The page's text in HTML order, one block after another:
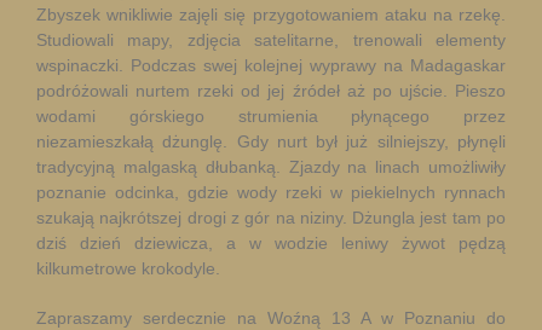
Zbyszek wnikliwie zajęli się przygotowaniem ataku na rzekę.
Studiowali mapy, zdjęcia satelitarne, trenowali elementy
wspinaczki. Podczas swej kolejnej wyprawy na Madagaskar
podróżowali nurtem rzeki od jej źródeł aż po ujście. Pieszo
wodami górskiego strumienia płynącego przez
niezamieszkałą dżunglę. Gdy nurt był już silniejszy, płynęli
tradycyjną malgaską dłubanką. Zjazdy na linach umożliwiły
poznanie odcinka, gdzie wody rzeki w piekielnych rynnach
szukają najkrótszej drogi z gór na niziny. Dżungla jest tam po
dziś dzień dziewicza, a w wodzie leniwy żywot pędzą
kilkumetrowe krokodyle.
Zapraszamy serdecznie na Woźną 13 A w Poznaniu do